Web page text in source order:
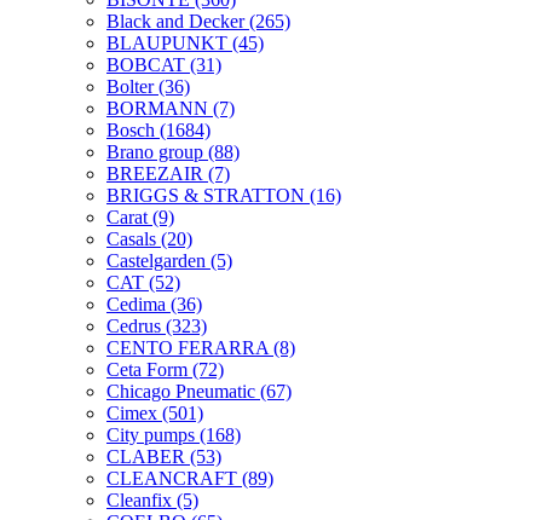
Black and Decker(265)
BLAUPUNKT (45)
BOBCAT (31)
Bolter(36)
BORMANN (7)
Bosch (1684)
Brano group (88)
BREEZAIR (7)
BRIGGS & STRATTON (16)
Carat (9)
Casals (20)
Castelgarden (5)
CAT (52)
Cedima (36)
Cedrus (323)
CENTO FERARRA (8)
Ceta Form (72)
Chicago Pneumatic (67)
Cimex (501)
City pumps (168)
CLABER (53)
CLEANCRAFT (89)
Cleanfix (5)